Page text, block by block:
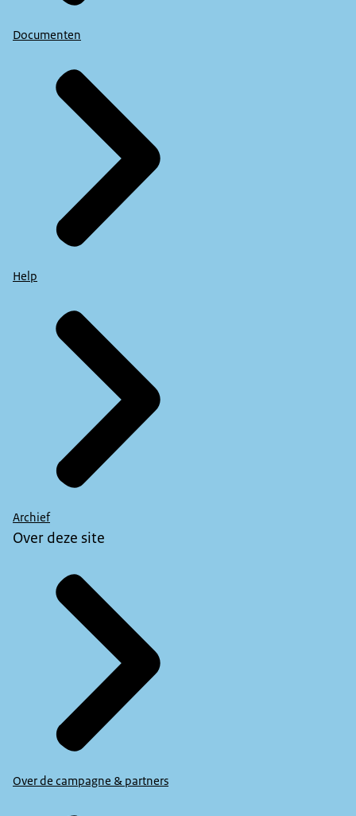
Documenten
Help
Archief
Over deze site
Over de campagne & partners